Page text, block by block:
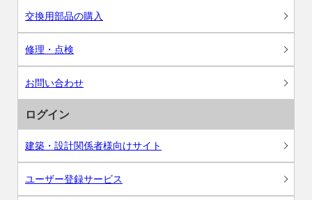
交換用部品の購入
修理・点検
お問い合わせ
ログイン
建築・設計関係者様向けサイト
ユーザー登録サービス